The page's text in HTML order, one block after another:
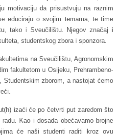
motivaciju da prisustvuju na raznim
educiraju o svojim temama, te time
tako i Sveučilištu. Njegov značaj i
studentskog zbora i sponzora.
na Sveučilištu, Agronomskim
fakultetom u Osijeku, Prehrambeno-
zborom, a nastojat ćemo
izaći će po četvrti put zaredom što
Kao i dosada obećavamo brojne
će naši studenti raditi kroz ovu